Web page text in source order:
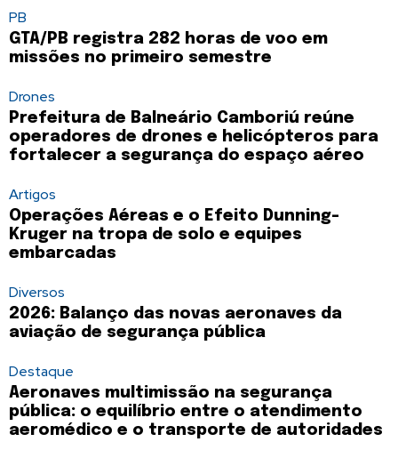
PB
GTA/PB registra 282 horas de voo em
missões no primeiro semestre
Drones
Prefeitura de Balneário Camboriú reúne
operadores de drones e helicópteros para
fortalecer a segurança do espaço aéreo
Artigos
Operações Aéreas e o Efeito Dunning-
Kruger na tropa de solo e equipes
embarcadas
Diversos
2026: Balanço das novas aeronaves da
aviação de segurança pública
Destaque
Aeronaves multimissão na segurança
pública: o equilíbrio entre o atendimento
aeromédico e o transporte de autoridades